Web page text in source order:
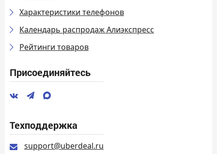
Характеристики телефонов
Календарь распродаж Алиэкспресс
Рейтинги товаров
Присоединяйтесь
Техподдержка
support@uberdeal.ru